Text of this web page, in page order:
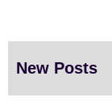
New Posts